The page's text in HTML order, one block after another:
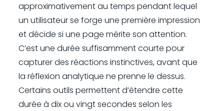
approximativement au temps pendant lequel
un utilisateur se forge une première impression
et décide si une page mérite son attention.
C’est une durée suffisamment courte pour
capturer des réactions instinctives, avant que
la réflexion analytique ne prenne le dessus.
Certains outils permettent d’étendre cette
durée à dix ou vingt secondes selon les